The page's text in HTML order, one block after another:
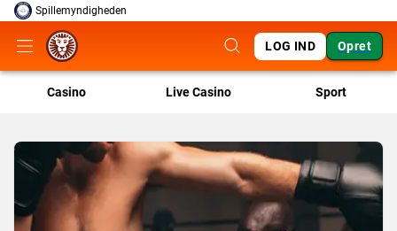
Spillemyndigheden
LOG IND Opret
Casino Live Casino Sport